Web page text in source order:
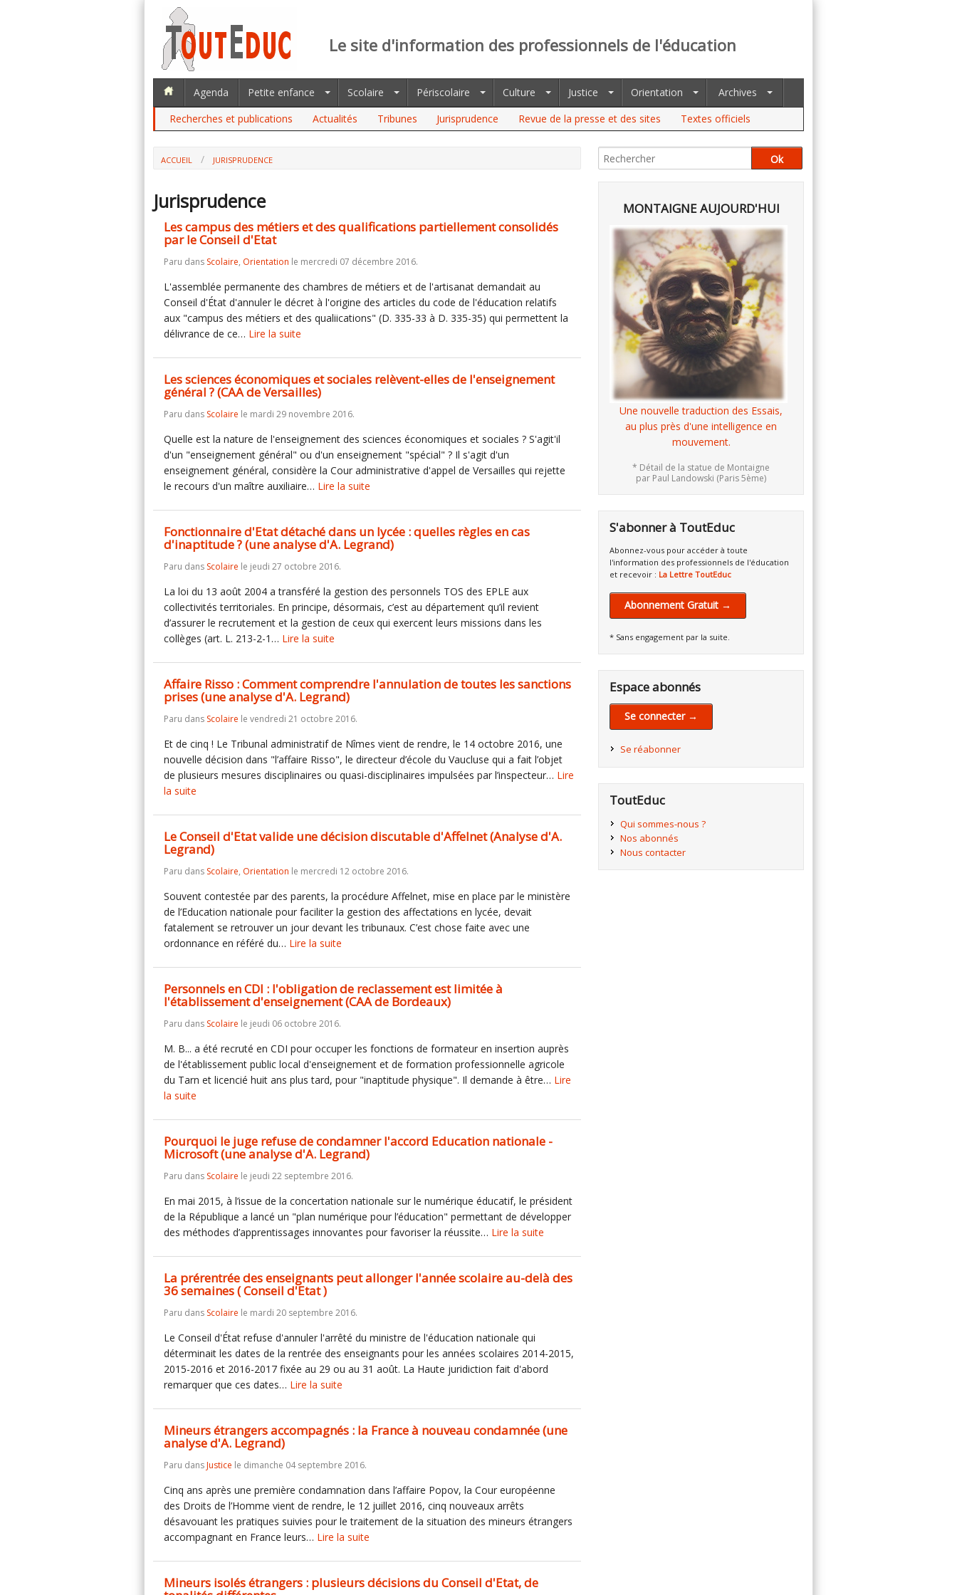
Le site d'information des professionnels de l'éducation
Agenda Petite enfance Scolaire Périscolaire Culture Justice Orientation
Archives
Recherches et publications
Actualités Tribunes Jurisprudence Revue de la presse et des sites Textes officiels
ACCUEIL JURISPRUDENCE
Jurisprudence
Les campus des métiers et des qualifications partiellement consolidés
par le Conseil d'Etat
Paru dans Scolaire, Orientation le mercredi 07 décembre 2016.
L'assemblée permanente des chambres de métiers et de l'artisanat demandait au
Conseil d'État d'annuler le décret à l'origine des articles du code de l'éducation relatifs
aux "campus des métiers et des qualiications" (D. 335-33 à D. 335-35) qui permettent la
délivrance de ce… Lire la suite
Les sciences économiques et sociales relèvent-elles de l'enseignement
général ? (CAA de Versailles)
Paru dans Scolaire le mardi 29 novembre 2016.
Quelle est la nature de l'enseignement des sciences économiques et sociales ? S'agit'il
d'un "enseignement général" ou d'un enseignement "spécial" ? Il s'agit d'un
enseignement général, considère la Cour administrative d'appel de Versailles qui rejette
le recours d'un maître auxiliaire… Lire la suite
Fonctionnaire d'Etat détaché dans un lycée : quelles règles en cas
d'inaptitude ? (une analyse d'A. Legrand)
Paru dans Scolaire le jeudi 27 octobre 2016.
La loi du 13 août 2004 a transféré la gestion des personnels TOS des EPLE aux
collectivités territoriales. En principe, désormais, c’est au département qu’il revient
d’assurer le recrutement et la gestion de ceux qui exercent leurs missions dans les
collèges (art. L. 213-2-1… Lire la suite
Affaire Risso : Comment comprendre l'annulation de toutes les sanctions
prises (une analyse d'A. Legrand)
Paru dans Scolaire le vendredi 21 octobre 2016.
Et de cinq ! Le Tribunal administratif de Nîmes vient de rendre, le 14 octobre 2016, une
nouvelle décision dans "l’affaire Risso", le directeur d’école du Vaucluse qui a fait l’objet
de plusieurs mesures disciplinaires ou quasi-disciplinaires impulsées par l’inspecteur… Lire
la suite
Le Conseil d'Etat valide une décision discutable d'Affelnet (Analyse d'A.
Legrand)
Paru dans Scolaire, Orientation le mercredi 12 octobre 2016.
Souvent contestée par des parents, la procédure Affelnet, mise en place par le ministère
de l’Education nationale pour faciliter la gestion des affectations en lycée, devait
fatalement se retrouver un jour devant les tribunaux. C’est chose faite avec une
ordonnance en référé du… Lire la suite
Personnels en CDI : l'obligation de reclassement est limitée à
l'établissement d'enseignement (CAA de Bordeaux)
Paru dans Scolaire le jeudi 06 octobre 2016.
M. B... a été recruté en CDI pour occuper les fonctions de formateur en insertion auprès
de l'établissement public local d'enseignement et de formation professionnelle agricole
du Tarn et licencié huit ans plus tard, pour "inaptitude physique". Il demande à être… Lire
la suite
Pourquoi le juge refuse de condamner l'accord Education nationale -
Microsoft (une analyse d'A. Legrand)
Paru dans Scolaire le jeudi 22 septembre 2016.
En mai 2015, à l’issue de la concertation nationale sur le numérique éducatif, le président
de la République a lancé un "plan numérique pour l’éducation" permettant de développer
des méthodes d’apprentissages innovantes pour favoriser la réussite… Lire la suite
La prérentrée des enseignants peut allonger l'année scolaire au-delà des
36 semaines ( Conseil d'Etat )
Paru dans Scolaire le mardi 20 septembre 2016.
Le Conseil d'État refuse d'annuler l'arrêté du ministre de l'éducation nationale qui
déterminait les dates de la rentrée des enseignants pour les années scolaires 2014-2015,
2015-2016 et 2016-2017 fixée au 29 ou au 31 août. La Haute juridiction fait d'abord
remarquer que ces dates… Lire la suite
Mineurs étrangers accompagnés : la France à nouveau condamnée (une
analyse d'A. Legrand)
Paru dansJustice le dimanche 04 septembre 2016.
Cinq ans après une première condamnation dans l’affaire Popov, la Cour européenne
des Droits de l’Homme vient de rendre, le 12 juillet 2016, cinq nouveaux arrêts
désavouant les pratiques suivies pour le traitement de la situation des mineurs étrangers
accompagnant en France leurs… Lire la suite
Mineurs isolés étrangers : plusieurs décisions du Conseil d'Etat, de
MONTAIGNE AUJOURD'HUI
Une nouvelle traduction des Essais,
au plus près d'une intelligence en
mouvement.
* Détail de la statue de Montaigne
par Paul Landowski (Paris 5ème)
S'abonner à ToutEduc
Abonnez-vous pour accéder à toute
l'information des professionnels de l'éducation
et recevoir : La Lettre ToutEduc
Abonnement Gratuit →
* Sans engagement par la suite.
Espace abonnés
Se connecter →
Se réabonner
ToutEduc
Qui sommes-nous ?
Nos abonnés
Nous contacter